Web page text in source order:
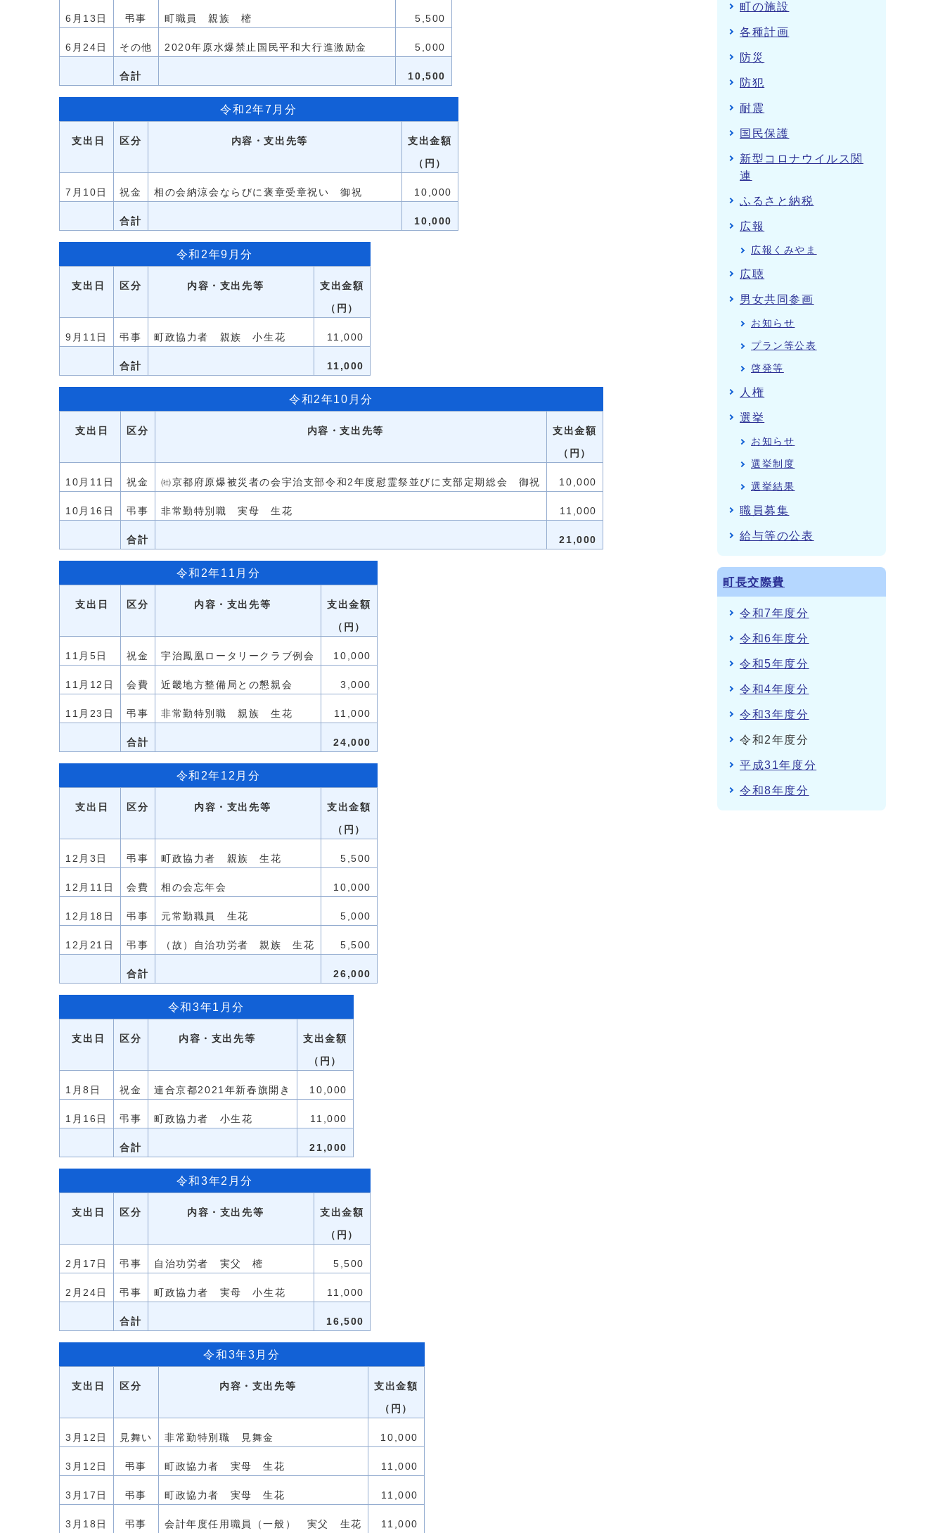
6月13日 弔事 町職員 親族 樒 5,500
6月24日 その他 2020年原水爆禁止国民平和大行進激励金 5,000
合計 10,500
令和2年7月分
支出日 区分 内容・支出先等 支出金額
（円）
7月10日 祝金 相の会納涼会ならびに褒章受章祝い 御祝 10,000
合計 10,000
令和2年9月分
支出日 区分 内容・支出先等 支出金額
（円）
9月11日 弔事 町政協力者 親族 小生花 11,000
合計 11,000
令和2年10月分
支出日 区分 内容・支出先等 支出金額
（円）
10月11日 祝金 ㈳京都府原爆被災者の会宇治支部令和2年度慰霊祭並びに支部定期総会 御祝 10,000
10月16日 弔事 非常勤特別職 実母 生花 11,000
合計 21,000
令和2年11月分
支出日 区分 内容・支出先等 支出金額
（円）
11月5日 祝金 宇治鳳凰ロータリークラブ例会 10,000
11月12日 会費 近畿地方整備局との懇親会 3,000
11月23日 弔事 非常勤特別職 親族 生花 11,000
合計 24,000
令和2年12月分
支出日 区分 内容・支出先等 支出金額
（円）
12月3日 弔事 町政協力者 親族 生花 5,500
12月11日 会費 相の会忘年会 10,000
12月18日 弔事 元常勤職員 生花 5,000
12月21日 弔事 （故）自治功労者 親族 生花 5,500
合計 26,000
令和3年1月分
支出日 区分 内容・支出先等 支出金額
（円）
1月8日 祝金 連合京都2021年新春旗開き 10,000
1月16日 弔事 町政協力者 小生花 11,000
合計 21,000
令和3年2月分
支出日 区分 内容・支出先等 支出金額
（円）
2月17日 弔事 自治功労者 実父 樒 5,500
2月24日 弔事 町政協力者 実母 小生花 11,000
合計 16,500
令和3年3月分
支出日 区分 内容・支出先等 支出金額
（円）
3月12日 見舞い 非常勤特別職 見舞金 10,000
3月12日 弔事 町政協力者 実母 生花 11,000
3月17日 弔事 町政協力者 実母 生花 11,000
3月18日 弔事 会計年度任用職員（一般） 実父 生花 11,000
町の施設
各種計画
防災
防犯
耐震
国民保護
新型コロナウイルス関
連
ふるさと納税
広報
広報くみやま
広聴
男女共同参画
お知らせ
プラン等公表
啓発等
人権
選挙
お知らせ
選挙制度
選挙結果
職員募集
給与等の公表
町長交際費
令和7年度分
令和6年度分
令和5年度分
令和4年度分
令和3年度分
令和2年度分
平成31年度分
令和8年度分